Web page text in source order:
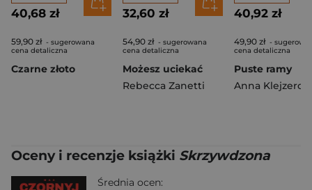
40,68 zł
59,90 zł - sugerowana
cena detaliczna
Czarne złoto
32,60 zł
54,90 zł - sugerowana
cena detaliczna
Możesz uciekać
Rebecca Zanetti
40,92 zł
49,90 zł -
cena detaliczna
Puste ramy
Anna
Oceny i recenzje książki Skrzywdzona
Średnia ocen: